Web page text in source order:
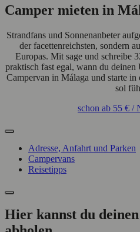
Camper mieten in
Strandfans und Sonnenanbeter
der facettenreichsten, sondern
Europas. Mit sage und schreibe
praktisch fast egal, wann du
Campervan in Málaga und starte
sol
schon ab 55 € /
Adresse, Anfahrt und Parken
Campervans
Reisetipps
Hier kannst du